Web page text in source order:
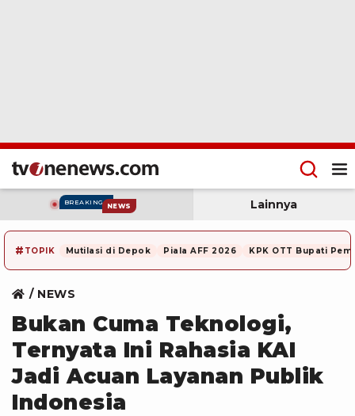
BREAKING NEWS Lainnya
# TOPIK Mutilasi di Depok Piala AFF 2026 KPK OTT Bupati
NEWS
Bukan Cuma Teknologi,
Ternyata Ini Rahasia KAI
Jadi Acuan Layanan Publik
Indonesia